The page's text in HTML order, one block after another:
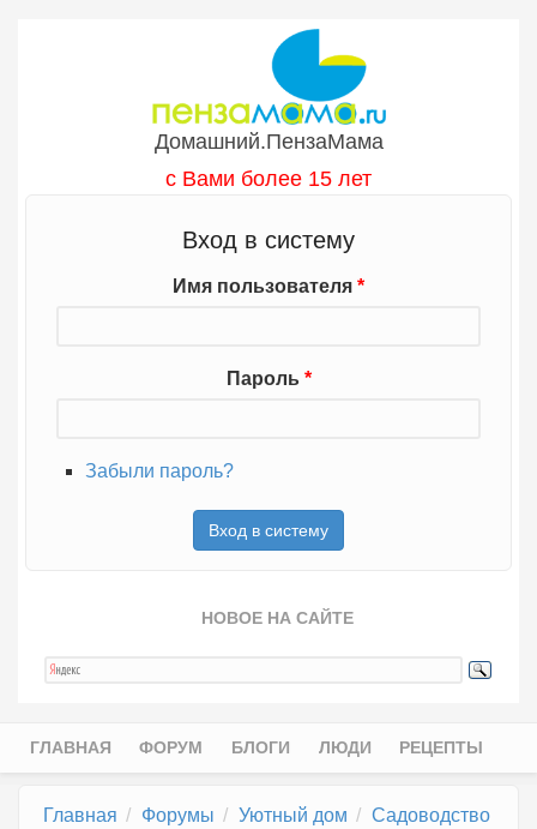
Домашний.ПензаМама
с Вами более 15 лет
Вход в систему
Имя пользователя *
Пароль *
Забыли пароль?
НОВОЕ НА САЙТЕ
Главное меню
ГЛАВНАЯ ФОРУМ БЛОГИ ЛЮДИ РЕЦЕПТЫ
Главная Форумы Уютный дом
Садоводство